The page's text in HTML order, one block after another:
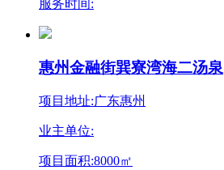
服务时间:
惠州金融街巽寮湾海二汤泉
项目地址:广东惠州
业主单位:
项目面积:8000㎡